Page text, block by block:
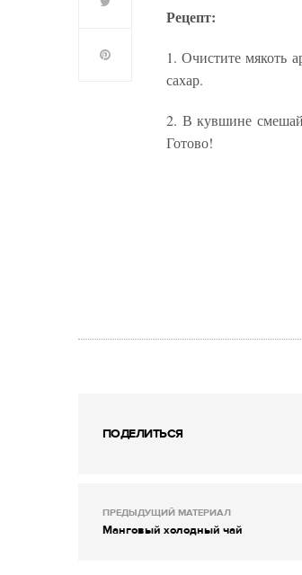
Рецепт:
1. Очистите мякоть
сахар.
2. В кувшине
Готово!
ПОДЕЛИТЬСЯ
ПРЕДЫДУЩИЙ МАТЕРИАЛ
Манговый холодный чай